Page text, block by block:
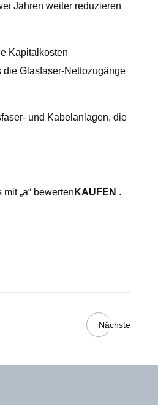
Jahren weiter reduzieren
Kapitalkosten
Glasfaser-Nettozugänge
und Kabelanlagen, die
„a“ bewerten KAUFEN .
Nächste